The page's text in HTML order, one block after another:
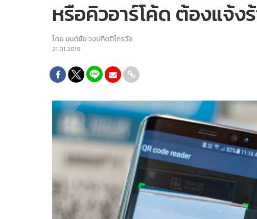
หรือคิวอาร์โค้ด ต้องแจ้ง
โดย มนต์ชัย วงษ์กิตติไกรวัล
21.01.2019